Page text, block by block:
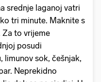
srednje laganoj vatri
tri minute. Maknite s
Za to vrijeme
posudi
limunov sok, češnjak,
Neprekidno